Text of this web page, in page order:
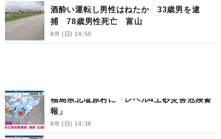
酒酔い運転し男性はねたか 33歳男を逮
捕 78歳男性死亡 富山
8/9 (日) 14:50
福島県北塩原村に「レベル4土砂災害危険警
報」
8/9 (日) 14:36